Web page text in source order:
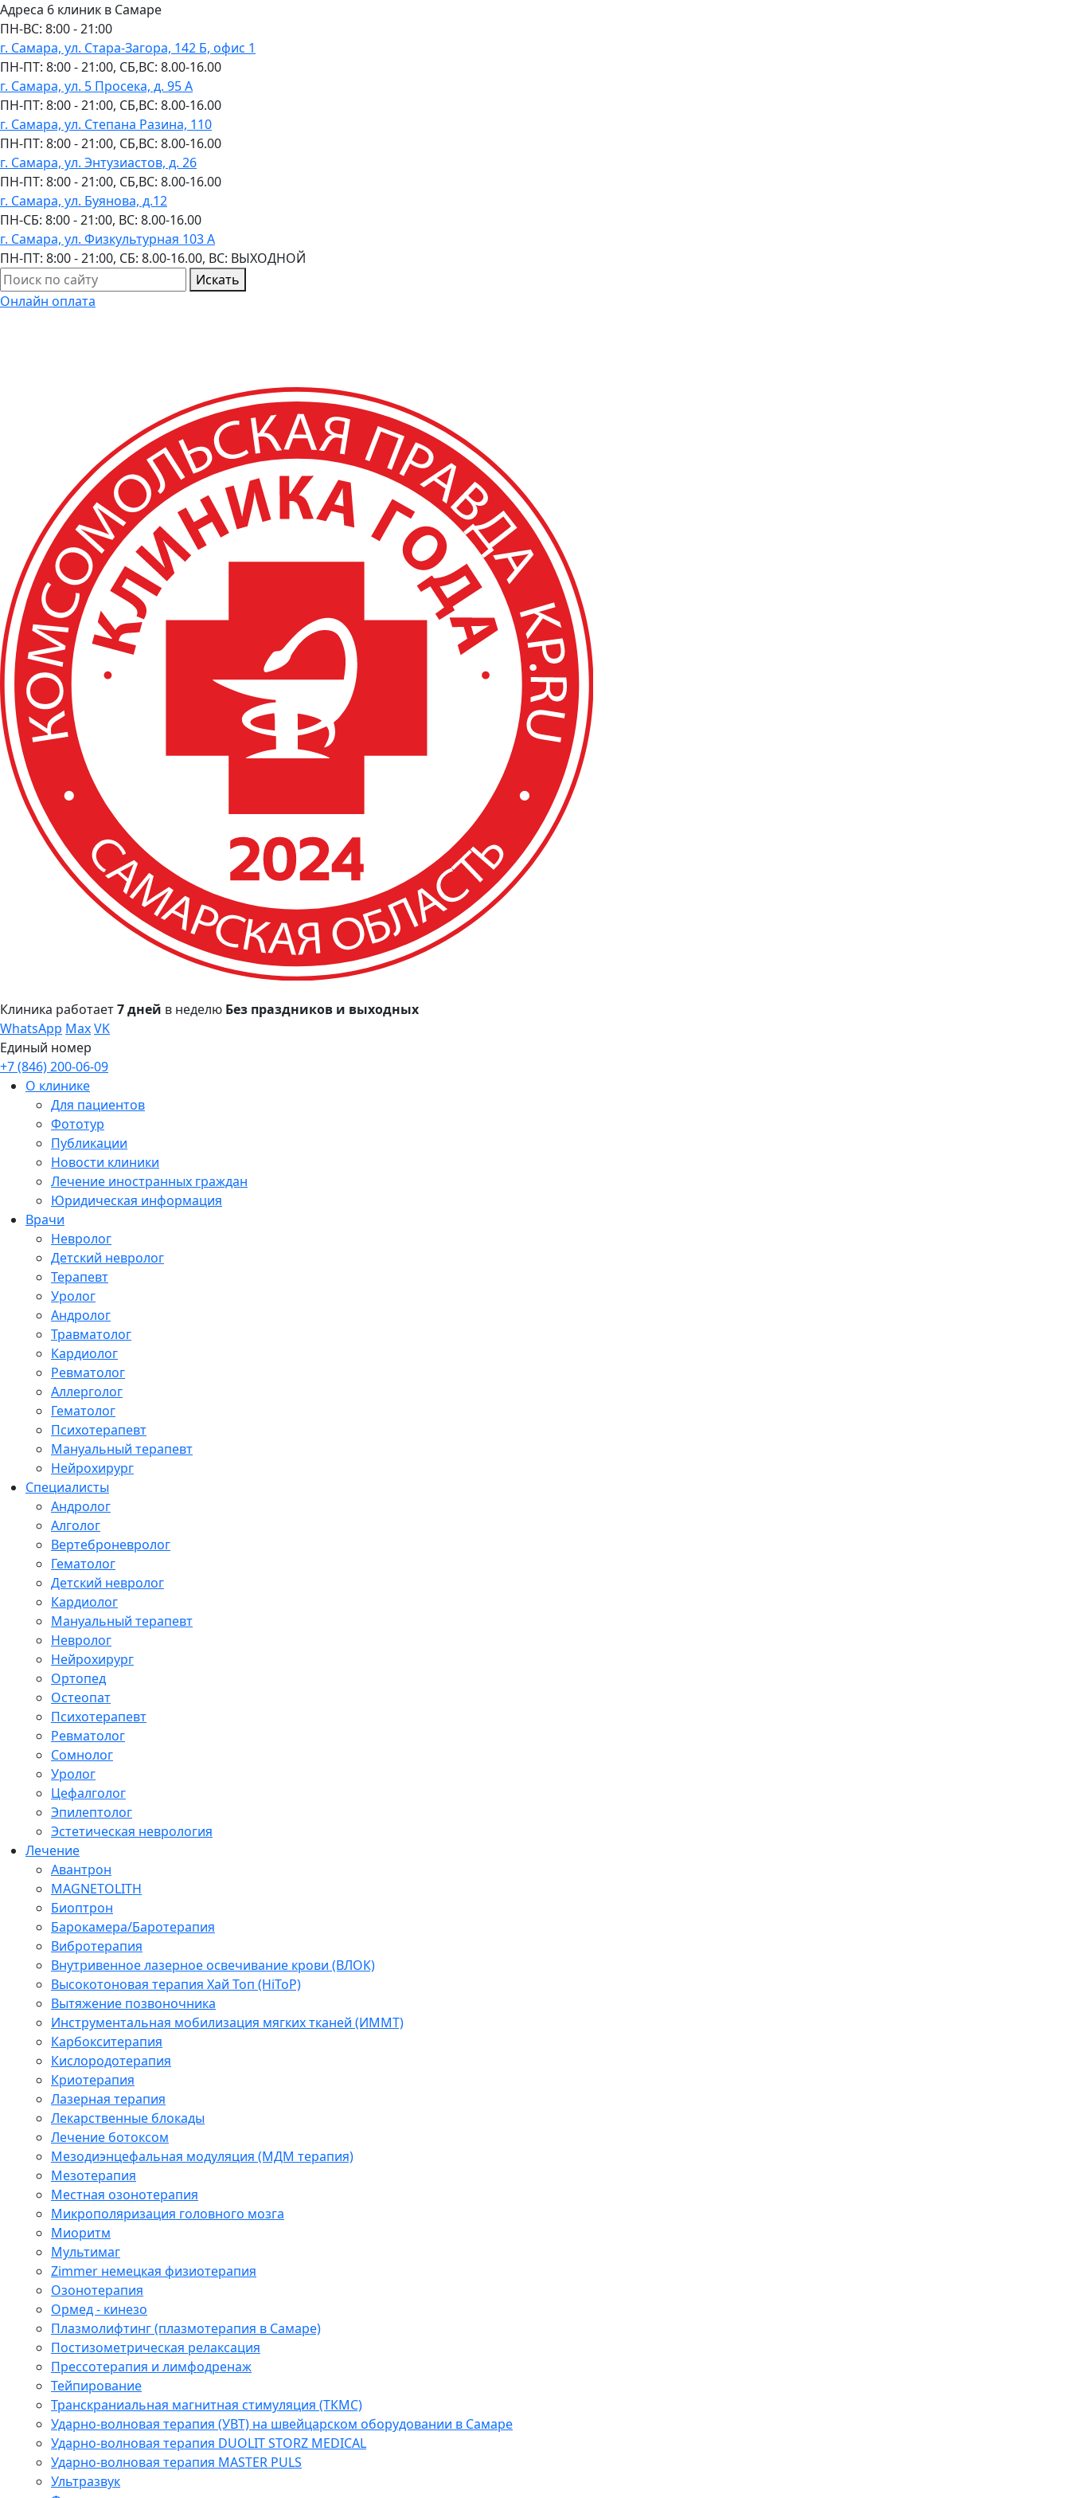
Адреса 6 клиник в Самаре
ПН-ВC: 8:00 - 21:00
г. Самара, ул. Стара-Загора, 142 Б, офис 1
ПН-ПТ: 8:00 - 21:00, СБ,ВС: 8.00-16.00
г. Самара, ул. 5 Просека, д. 95 А
ПН-ПТ: 8:00 - 21:00, СБ,ВС: 8.00-16.00
г. Самара, ул. Степана Разина, 110
ПН-ПТ: 8:00 - 21:00, СБ,ВС: 8.00-16.00
г. Самара, ул. Энтузиастов, д. 26
ПН-ПТ: 8:00 - 21:00, СБ,ВС: 8.00-16.00
г. Самара, ул. Буянова, д.12
ПН-СБ: 8:00 - 21:00, ВС: 8.00-16.00
г. Самара, ул. Физкультурная 103 А
ПН-ПТ: 8:00 - 21:00, СБ: 8.00-16.00, ВС: ВЫХОДНОЙ
Искать
Онлайн оплата
Клиника работает7 дней в неделю Без праздников и выходных
WhatsApp MaxVK
Единый номер
+7 (846) 200-06-09
О клинике
Для пациентов
Фототур
Публикации
Новости клиники
Лечение иностранных граждан
Юридическая информация
Врачи
Невролог
Детский невролог
Терапевт
Уролог
Андролог
Травматолог
Кардиолог
Ревматолог
Аллерголог
Гематолог
Психотерапевт
Мануальный терапевт
Нейрохирург
Специалисты
Андролог
Алголог
Вертеброневролог
Гематолог
Детский невролог
Кардиолог
Мануальный терапевт
Невролог
Нейрохирург
Ортопед
Остеопат
Психотерапевт
Ревматолог
Сомнолог
Уролог
Цефалголог
Эпилептолог
Эстетическая неврология
Лечение
Авантрон
MAGNETOLITH
Биоптрон
Барокамера/Баротерапия
Вибротерапия
Внутривенное лазерное освечивание крови (ВЛОК)
Высокотоновая терапия Хай Топ (HiToP)
Вытяжение позвоночника
Инструментальная мобилизация мягких тканей (ИММТ)
Карбокситерапия
Кислородотерапия
Криотерапия
Лазерная терапия
Лекарственные блокады
Лечение ботоксом
Мезодиэнцефальная модуляция (МДМ терапия)
Мезотерапия
Местная озонотерапия
Микрополяризация головного мозга
Миоритм
Мультимаг
Zimmer немецкая физиотерапия
Озонотерапия
Ормед - кинезо
Плазмолифтинг (плазмотерапия в Самаре)
Постизометрическая релаксация
Прессотерапия и лимфодренаж
Тейпирование
Транскраниальная магнитная стимуляция (ТКМС)
Ударно-волновая терапия (УВТ) на швейцарском оборудовании в Самаре
Ударно-волновая терапия DUOLIT STORZ MEDICAL
Ударно-волновая терапия MASTER PULS
Ультразвук